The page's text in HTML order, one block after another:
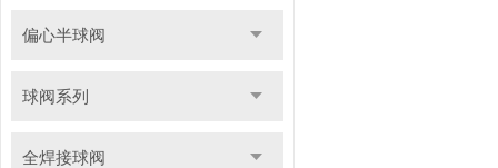
偏心半球阀
球阀系列
全焊接球阀